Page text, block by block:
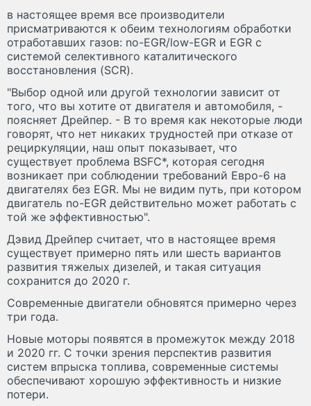
в настоящее время все производители
присматриваются к обеим технологиям обработки
отработавших газов: no-EGR/low-EGR и EGR с
системой селективного каталитического
восстановления (SCR).
"Выбор одной или другой технологии зависит от
того, что вы хотите от двигателя и автомобиля, -
поясняет Дрейпер. - В то время как некоторые люди
говорят, что нет никаких трудностей при отказе от
рециркуляции, наш опыт показывает, что
существует проблема BSFC*, которая сегодня
возникает при соблюдении требований Евро-6 на
двигателях без EGR. Мы не видим путь, при котором
двигатель no-EGR действительно может работать с
той же эффективностью".
Дэвид Дрейпер считает, что в настоящее время
существует примерно пять или шесть вариантов
развития тяжелых дизелей, и такая ситуация
сохранится до 2020 г.
Современные двигатели обновятся примерно через
три года.
Новые моторы появятся в промежуток между 2018
и 2020 гг. С точки зрения перспектив развития
систем впрыска топлива, современные системы
обеспечивают хорошую эффективность и низкие
потери.